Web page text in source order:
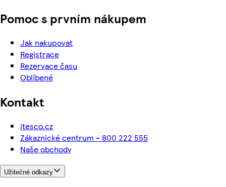
Pomoc s prvním nákupem
Jak nakupovat
Registrace
Rezervace času
Oblíbené
Kontakt
itesco.cz
Zákaznické centrum - 800 222 555
Naše obchody
Užitečné odkazy